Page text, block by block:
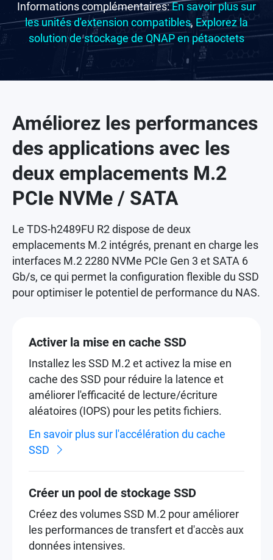
Informations complémentaires:En savoir plus sur
les unités d'extension compatibles, Explorez la
solution de stockage de QNAP en pétaoctets
Améliorez les performances
des applications avec les
deux emplacements M.2
PCIe NVMe / SATA
Le TDS-h2489FU R2 dispose de deux
emplacements M.2 intégrés, prenant en charge les
interfaces M.2 2280 NVMe PCIe Gen 3 et SATA 6
Gb/s, ce qui permet la configuration flexible du SSD
pour optimiser le potentiel de performance du NAS.
Activer la mise en cache SSD
Installez les SSD M.2 et activez la mise en
cache des SSD pour réduire la latence et
améliorer l'efficacité de lecture/écriture
aléatoires (IOPS) pour les petits fichiers.
En savoir plus sur l'accélération du cache
SSD
Créer un pool de stockage SSD
Créez des volumes SSD M.2 pour améliorer
les performances de transfert et d'accès aux
données intensives.